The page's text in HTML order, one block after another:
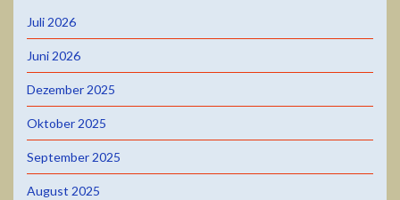
Juli 2026
Juni 2026
Dezember 2025
Oktober 2025
September 2025
August 2025